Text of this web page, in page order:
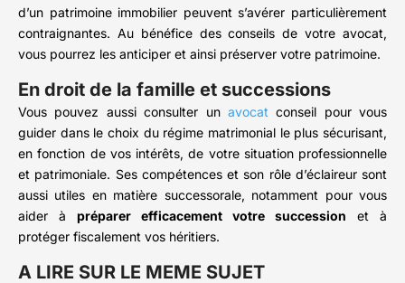
d’un patrimoine immobilier peuvent s’avérer particulièrement
contraignantes. Au bénéfice des conseils de votre avocat,
vous pourrez les anticiper et ainsi préserver votre patrimoine.
En droit de la famille et successions
Vous pouvez aussi consulter un avocat conseil pour vous
guider dans le choix du régime matrimonial le plus sécurisant,
en fonction de vos intérêts, de votre situation professionnelle
et patrimoniale. Ses compétences et son rôle d’éclaireur sont
aussi utiles en matière successorale, notamment pour vous
aider à préparer efficacement votre succession et à
protéger fiscalement vos héritiers.
A LIRE SUR LE MEME SUJET